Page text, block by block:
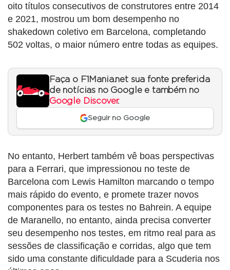
oito títulos consecutivos de construtores entre 2014
e 2021, mostrou um bom desempenho no
shakedown coletivo em Barcelona, completando
502 voltas, o maior número entre todas as equipes.
Faça o F1Mania.net sua fonte preferida
de notícias no Google e também no
Google Discover.
Seguir no Google
No entanto, Herbert também vê boas perspectivas
para a Ferrari, que impressionou no teste de
Barcelona com Lewis Hamilton marcando o tempo
mais rápido do evento, e promete trazer novos
componentes para os testes no Bahrein. A equipe
de Maranello, no entanto, ainda precisa converter
seu desempenho nos testes, em ritmo real para as
sessões de classificação e corridas, algo que tem
sido uma constante dificuldade para a Scuderia nos